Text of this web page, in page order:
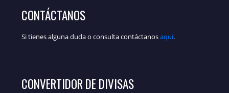
CONTÁCTANOS
Si tienes alguna duda o consulta contáctanosaquí.
CONVERTIDOR DE DIVISAS